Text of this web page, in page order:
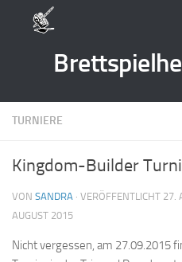
Zum Inhalt springen
TURNIERE
Kingdom-Builder
VON SANDRA · VERÖFFENTLICHT 27.
AUGUST 2015
Nicht vergessen, am 27.09.2015